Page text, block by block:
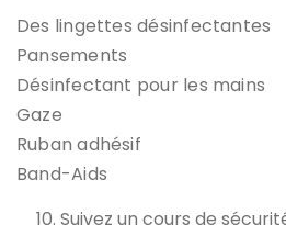
Des lingettes désinfectantes
Pansements
Désinfectant pour les mains
Gaze
Ruban adhésif
Band-Aids
Suivez un cours de